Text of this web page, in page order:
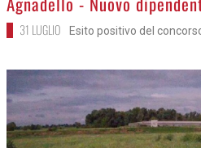
31 LUGLIO Esito positivo del